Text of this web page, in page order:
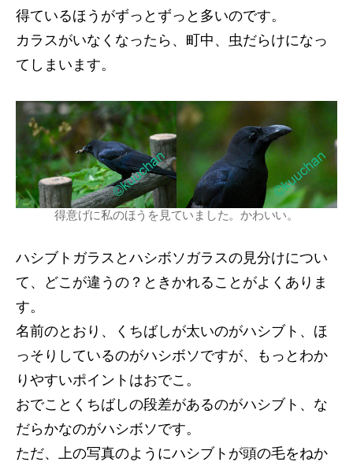
得ているほうがずっとずっと多いのです。
カラスがいなくなったら、町中、虫だらけになっ
てしまいます。
得意げに私のほうを見ていました。かわいい。
ハシブトガラスとハシボソガラスの見分けについ
て、どこが違うの？ときかれることがよくありま
す。
名前のとおり、くちばしが太いのがハシブト、ほ
っそりしているのがハシボソですが、もっとわか
りやすいポイントはおでこ。
おでことくちばしの段差があるのがハシブト、な
だらかなのがハシボソです。
ただ、上の写真のようにハシブトが頭の毛をねか